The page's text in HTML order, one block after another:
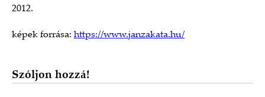
2012.
képek forrása: https://www.janzakata.hu/
Szóljon hozzá!